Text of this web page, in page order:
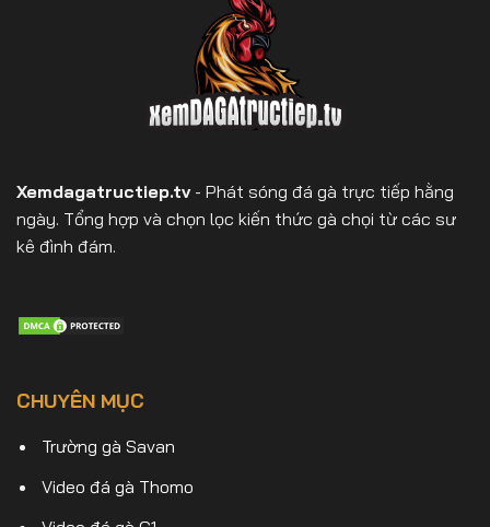
Xemdagatructiep.tv- Phát sóng đá gà trực tiếp hằng
ngày. Tổng hợp và chọn lọc kiến thức gà chọi từ các sư
kê đình đám.
CHUYÊN MỤC
Trường gà Savan
Video đá gà Thomo